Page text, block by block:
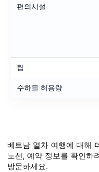
편의시설
팁
수하물 허용량
베트남 열차 여행에 대해
노선, 예약 정보를 확인하
방문하세요.